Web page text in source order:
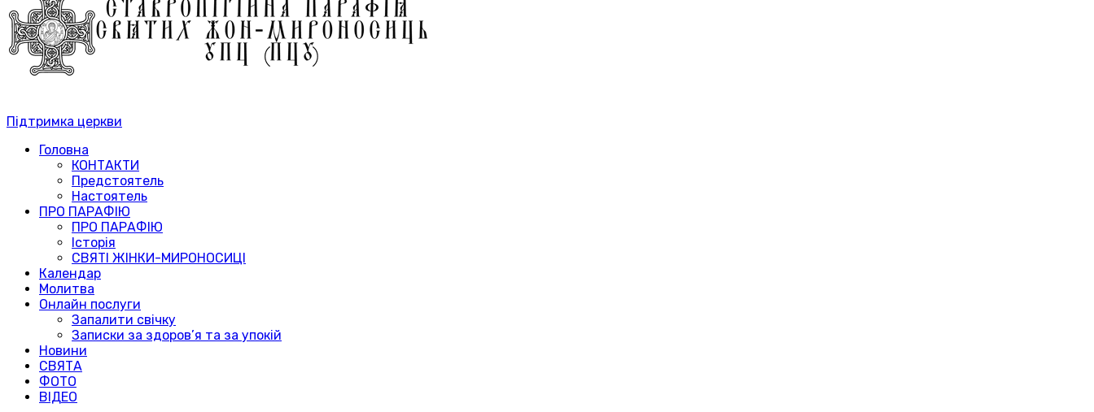
Підтримка церкви
Головна
КОНТАКТИ
Предстоятель
Настоятель
ПРО ПАРАФІЮ
ПРО ПАРАФІЮ
Історія
СВЯТІ ЖІНКИ-МИРОНОСИЦІ
Календар
Молитва
Онлайн послуги
Запалити свічку
Записки за здоров’я та за упокій
Новини
СВЯТА
ФОТО
ВІДЕО